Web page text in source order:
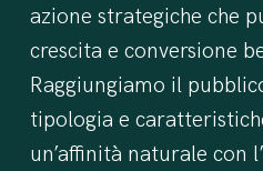
azione strategiche che
crescita e conversione
Raggiungiamo il
tipologia e
un’affinità naturale con